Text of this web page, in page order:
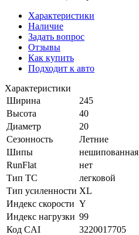
Характеристики
Наличие
Задать вопрос
Отзывы
Как купить
Подходит к авто
Характеристики
Ширина
245
Высота
40
Диаметр
20
Сезонность
Летние
Шипы
нешипованная
RunFlat
нет
Тип ТС
легковой
Тип усиленности XL
Индекс скорости Y
Индекс нагрузки 99
Код CAI
3220017705